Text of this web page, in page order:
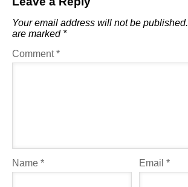
Your email address will not be published.
are marked *
Comment*
Name * Email*